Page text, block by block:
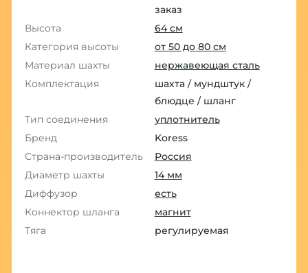
заказ
Высота
64 см
Категория высоты
от 50 до 80 см
Материал шахты
нержавеющая сталь
Комплектация
шахта / мундштук /
блюдце / шланг
Тип соединения
уплотнитель
Бренд
Koress
Страна-производитель
Россия
Диаметр шахты
14 мм
Диффузор
есть
Коннектор шланга
магнит
Тяга
регулируемая